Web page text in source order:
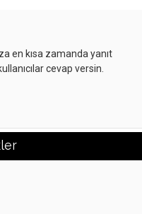
en kısa zamanda yanıt
cevap versin.